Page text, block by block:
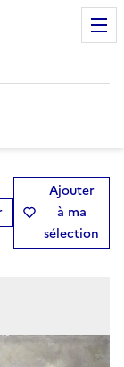
Ajouter
à ma
sélection